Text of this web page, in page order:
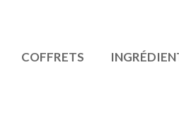
COFFRETS